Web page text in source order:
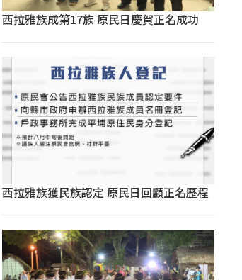
西拉雅族成第17族 原民日慶賀正名成功
西拉雅族獲民族認定 原民日回顧正名歷程